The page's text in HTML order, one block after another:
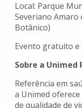
Local: Parque
Severiano Amaro
Botânico)
Evento gratuito
Sobre a Unimed
Referência em
a Unimed
de qualidade de